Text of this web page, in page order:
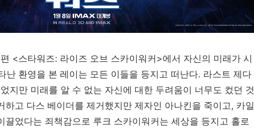
<스타워즈: 라이즈 오브 스카이워커>에서 자신의 미래가 시
난 환영을 본 레이는 모든 이들을 등지고 떠난다. 라스트 제다
지만 미래를 알 수 없는 자신에 대한 두려움이 너무도 컸던 것
하고 다스 베이더를 제거했지만 제자인 아나킨을 죽이고 , 카일
끌었다는 죄책감으로 루크 스카이워커는 세상을 등지고 홀로